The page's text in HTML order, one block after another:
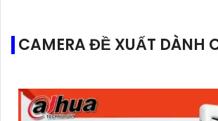
CAMERA ĐỀ XUẤT DÀNH